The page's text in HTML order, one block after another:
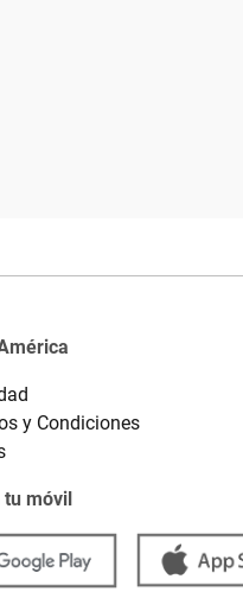
y Condiciones
tu móvil